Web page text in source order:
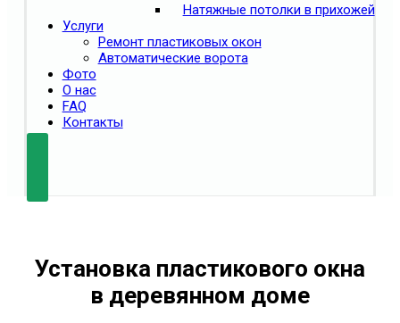
Натяжные потолки в прихожей
Услуги
Ремонт пластиковых окон
Автоматические ворота
Фото
О нас
FAQ
Контакты
Установка пластикового окна
в деревянном доме